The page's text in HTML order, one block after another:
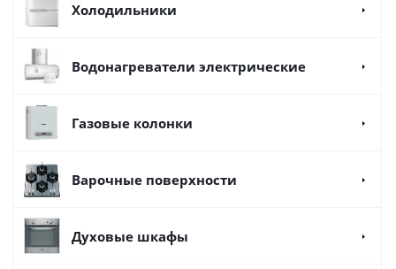
Холодильники
Водонагреватели электрические
Газовые колонки
Варочные поверхности
Духовые шкафы